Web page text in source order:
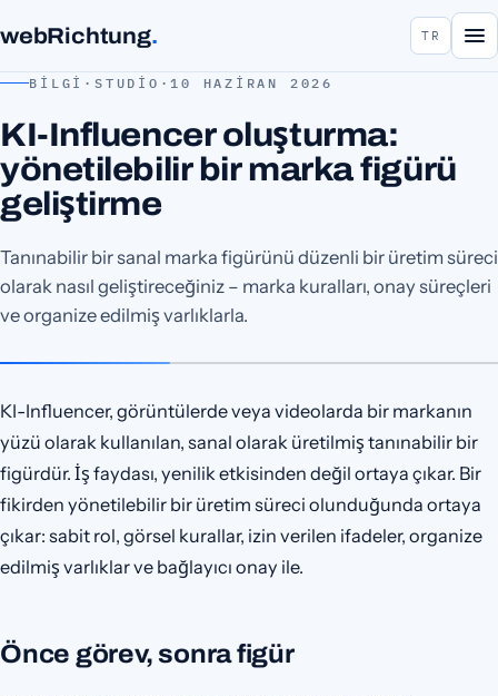
webRichtung. TR
BILGI · STUDIO ·10 HAZIRAN 2026
KI-Influencer oluşturma:
yönetilebilir bir marka figürü
geliştirme
Tanınabilir bir sanal marka figürünü düzenli bir üretim süreci
olarak nasıl geliştireceğiniz – marka kuralları, onay süreçleri
ve organize edilmiş varlıklarla.
KI-Influencer, görüntülerde veya videolarda bir markanın
yüzü olarak kullanılan, sanal olarak üretilmiş tanınabilir bir
figürdür. İş faydası, yenilik etkisinden değil ortaya çıkar. Bir
fikirden yönetilebilir bir üretim süreci olunduğunda ortaya
çıkar: sabit rol, görsel kurallar, izin verilen ifadeler, organize
edilmiş varlıklar ve bağlayıcı onay ile.
Önce görev, sonra figür